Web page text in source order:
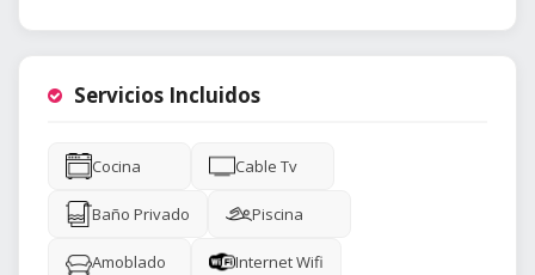
Servicios Incluidos
Cocina Cable Tv
Baño Privado Piscina
Amoblado Internet Wifi